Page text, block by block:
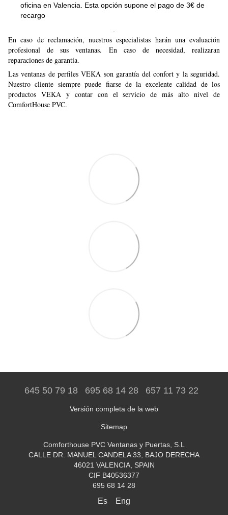
oficina en Valencia. Esta opción supone el pago de 3€ de
recargo
En caso de reclamación, nuestros especialistas harán una evaluación
profesional de sus ventanas. En caso de necesidad, realizaran
reparaciones de garantía.
Las ventanas de perfiles VEKA son garantía del confort y la seguridad.
Nuestro cliente siempre puede fiarse de la excelente calidad de los
productos VEKA y contar con el servicio de más alto nivel de
ComfortHouse PVC.
645 50 79 18 695 68 14 28 657 11 73 22
Versión completa de la web
Sitemap
Comforthouse PVC Ventanas y Puertas, S.L
CALLE DR. MANUEL CANDELA 33, BAJO DERECHA
46021 VALENCIA, SPAIN
CIF B40536377
695 68 14 28
Es Eng